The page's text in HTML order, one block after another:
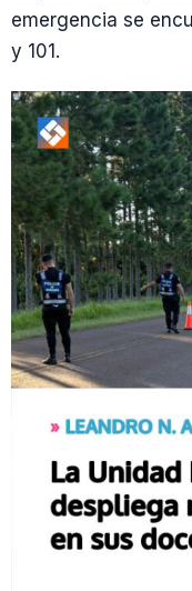
emergencia se
y 101.